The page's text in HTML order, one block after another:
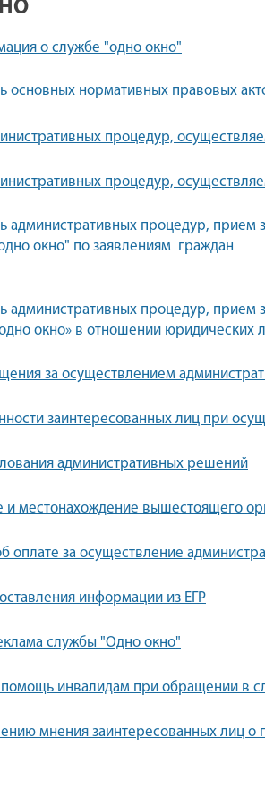
о службе "одно окно"
основных нормативных правовых
процедур,
процедур,
административных процедур,
окно" по заявлениям граждан
административных процедур,
окно» в отношении юридических
за осуществлением
заинтересованных лиц при
административных решений
и местонахождение вышестоящего
оплате за осуществление
информации из ЕГР
службы "Одно окно"
помощь инвалидам при обращении в
мнения заинтересованных лиц